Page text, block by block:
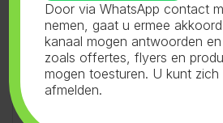
Veiligheidsinformatie:
Signalwoord: Geen
Gevarenhinweisen: Geen
Door via WhatsApp contact
nemen, gaat u ermee
kanaal mogen antwoorden
zoals offertes, flyers en
mogen toesturen. U kunt
afmelden.